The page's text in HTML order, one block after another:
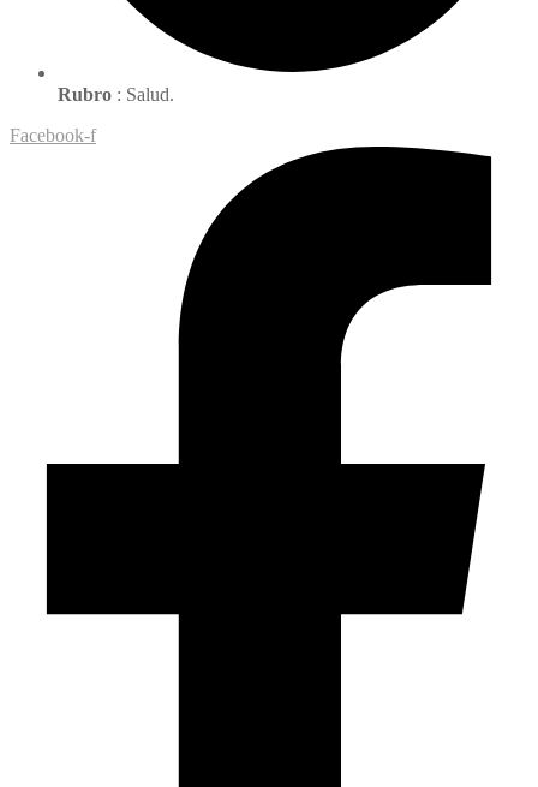
Rubro : Salud.
Facebook-f